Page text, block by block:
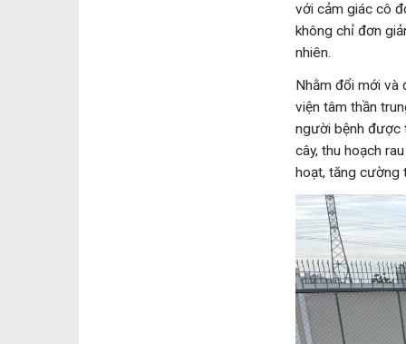
với cảm giác cô
không chỉ đơn
nhiên.
Nhằm đổi mới và
viện tâm thần
người bệnh được
cây, thu hoạch
hoạt, tăng cường